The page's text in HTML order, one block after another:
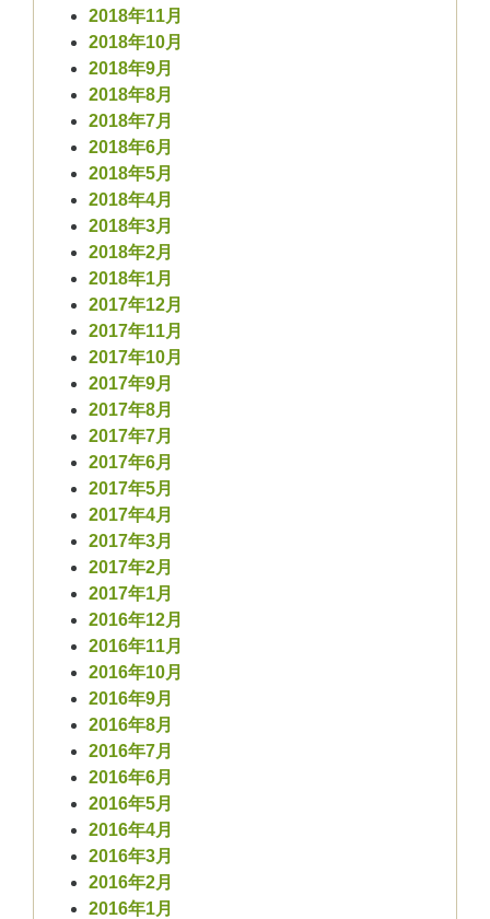
2018年11月
2018年10月
2018年9月
2018年8月
2018年7月
2018年6月
2018年5月
2018年4月
2018年3月
2018年2月
2018年1月
2017年12月
2017年11月
2017年10月
2017年9月
2017年8月
2017年7月
2017年6月
2017年5月
2017年4月
2017年3月
2017年2月
2017年1月
2016年12月
2016年11月
2016年10月
2016年9月
2016年8月
2016年7月
2016年6月
2016年5月
2016年4月
2016年3月
2016年2月
2016年1月